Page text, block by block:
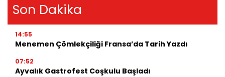
Son Dakika
14:55
Menemen Çömlekçiliği Fransa’da Tarih Yazdı
07:52
Ayvalık Gastrofest Coşkulu Başladı